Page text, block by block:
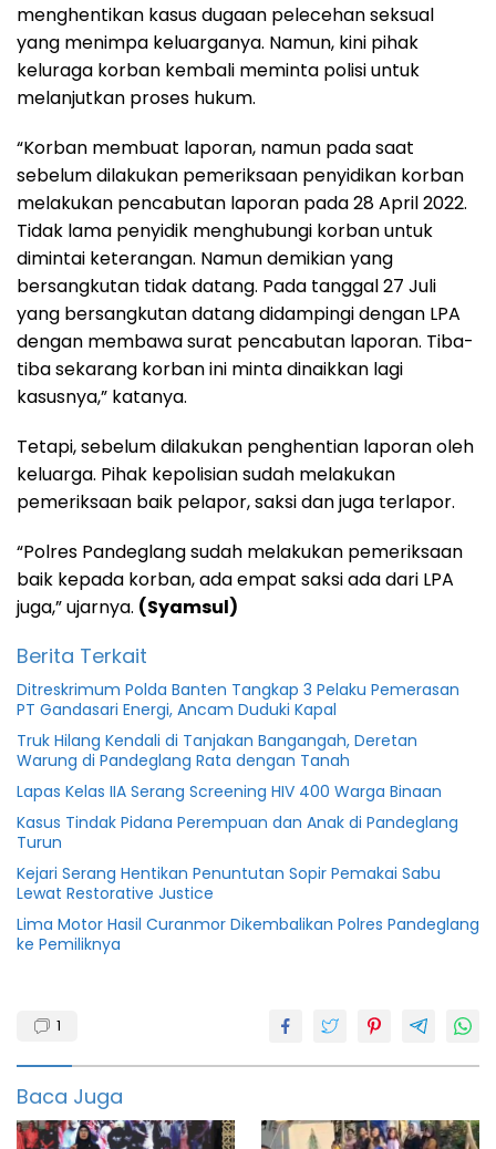
menghentikan kasus dugaan pelecehan seksual
yang menimpa keluarganya. Namun, kini pihak
keluraga korban kembali meminta polisi untuk
melanjutkan proses hukum.
“Korban membuat laporan, namun pada saat
sebelum dilakukan pemeriksaan penyidikan korban
melakukan pencabutan laporan pada 28 April 2022.
Tidak lama penyidik menghubungi korban untuk
dimintai keterangan. Namun demikian yang
bersangkutan tidak datang. Pada tanggal 27 Juli
yang bersangkutan datang didampingi dengan LPA
dengan membawa surat pencabutan laporan. Tiba-
tiba sekarang korban ini minta dinaikkan lagi
kasusnya,” katanya.
Tetapi, sebelum dilakukan penghentian laporan oleh
keluarga. Pihak kepolisian sudah melakukan
pemeriksaan baik pelapor, saksi dan juga terlapor.
“Polres Pandeglang sudah melakukan pemeriksaan
baik kepada korban, ada empat saksi ada dari LPA
juga,” ujarnya. (Syamsul)
Berita Terkait
Ditreskrimum Polda Banten Tangkap 3 Pelaku Pemerasan
PT Gandasari Energi, Ancam Duduki Kapal
Truk Hilang Kendali di Tanjakan Bangangah, Deretan
Warung di Pandeglang Rata dengan Tanah
Lapas Kelas IIA Serang Screening HIV 400 Warga Binaan
Kasus Tindak Pidana Perempuan dan Anak di Pandeglang
Turun
Kejari Serang Hentikan Penuntutan Sopir Pemakai Sabu
Lewat Restorative Justice
Lima Motor Hasil Curanmor Dikembalikan Polres Pandeglang
ke Pemiliknya
featured
Oknum
1
Baca Juga